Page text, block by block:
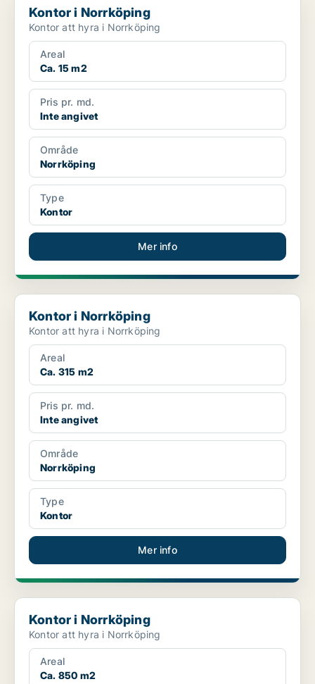
Kontor i Norrköping
Kontor att hyra i Norrköping
Areal
Ca. 15 m2
Pris pr. md.
Inte angivet
Område
Norrköping
Type
Kontor
Mer info
Kontor i Norrköping
Kontor i Norrköping
Kontor att hyra i Norrköping
Areal
Ca. 315 m2
Pris pr. md.
Inte angivet
Område
Norrköping
Type
Kontor
Mer info
Kontor i Norrköping
Kontor i Norrköping
Kontor att hyra i Norrköping
Areal
Ca. 850 m2